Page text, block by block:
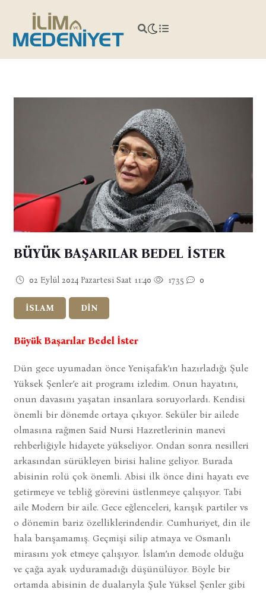
BÜYÜK BAŞARILAR BEDEL İSTER
02 Eylül 2024 Pazartesi Saat 11:40 1735 0
İSLAM DİN
Büyük Başarılar Bedel İster
Dün gece uyumadan önce Yenişafak’ın hazırladığı Şule
Yüksek Şenler’e ait programı izledim. Onun hayatını,
onun davasını yaşatan insanlara soruyorlardı. Kendisi
önemli bir dönemde ortaya çıkıyor. Seküler bir ailede
olmasına rağmen Said Nursi Hazretlerinin manevi
rehberliğiyle hidayete yükseliyor. Ondan sonra nesilleri
arkasından sürükleyen birisi haline geliyor. Burada
abisinin rolü çok önemli. Abisi ilk önce dini hayatı eve
getirmeye ve tebliğ görevini üstlenmeye çalışıyor. Tabi
aile Modern bir aile. Gece eğlenceleri, karışık partiler vs
o dönemin bariz özelliklerindendir. Cumhuriyet, din ile
hala barışamamış. Geçmişi silip atmaya ve Osmanlı
mirasını yok etmeye çalışıyor. İslam’ın demode olduğu
ve çağa ayak uyduramadığı düşünülüyor. Böyle bir
ortamda abisinin de dualarıyla Şule Yüksel Şenler gibi